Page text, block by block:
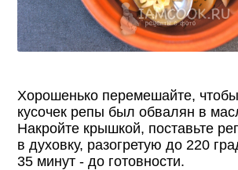
Хорошенько перемешайте,
кусочек репы был обвалян в
Накройте крышкой, поставьте
в духовку, разогретую до 220
35 минут - до готовности.